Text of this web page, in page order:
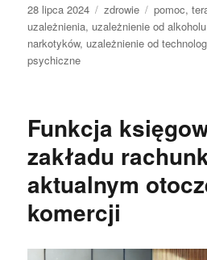
Data
publikacji
28 lipca 2024 Kategorie
zdrowie Tagi
pomoc,
uzależnienia, uzależnienie od alkoholu
narkotyków, uzależnienie od
psychiczne
Funkcja
zakładu
aktualnym
komercji